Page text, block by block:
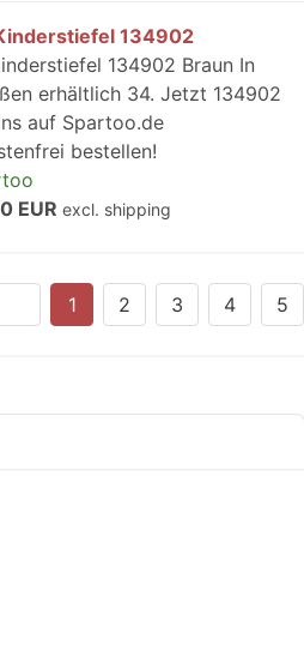
134902
134902 Braun In
erhältlich 34. Jetzt 134902
auf Spartoo.de
bestellen!
EUR excl. shipping
1 2 3 4 5